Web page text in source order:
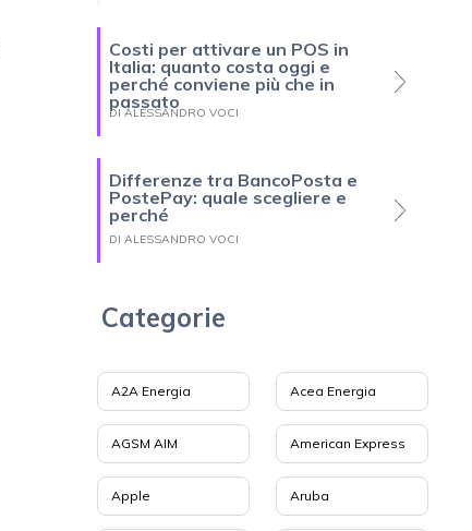
Costi per attivare un POS in
Italia: quanto costa oggi e
perché conviene più che in
passato
DI ALESSANDRO VOCI
Differenze tra BancoPosta e
PostePay: quale scegliere e
perché
DI ALESSANDRO VOCI
Categorie
A2A Energia Acea Energia
AGSM AIM American Express
Apple Aruba